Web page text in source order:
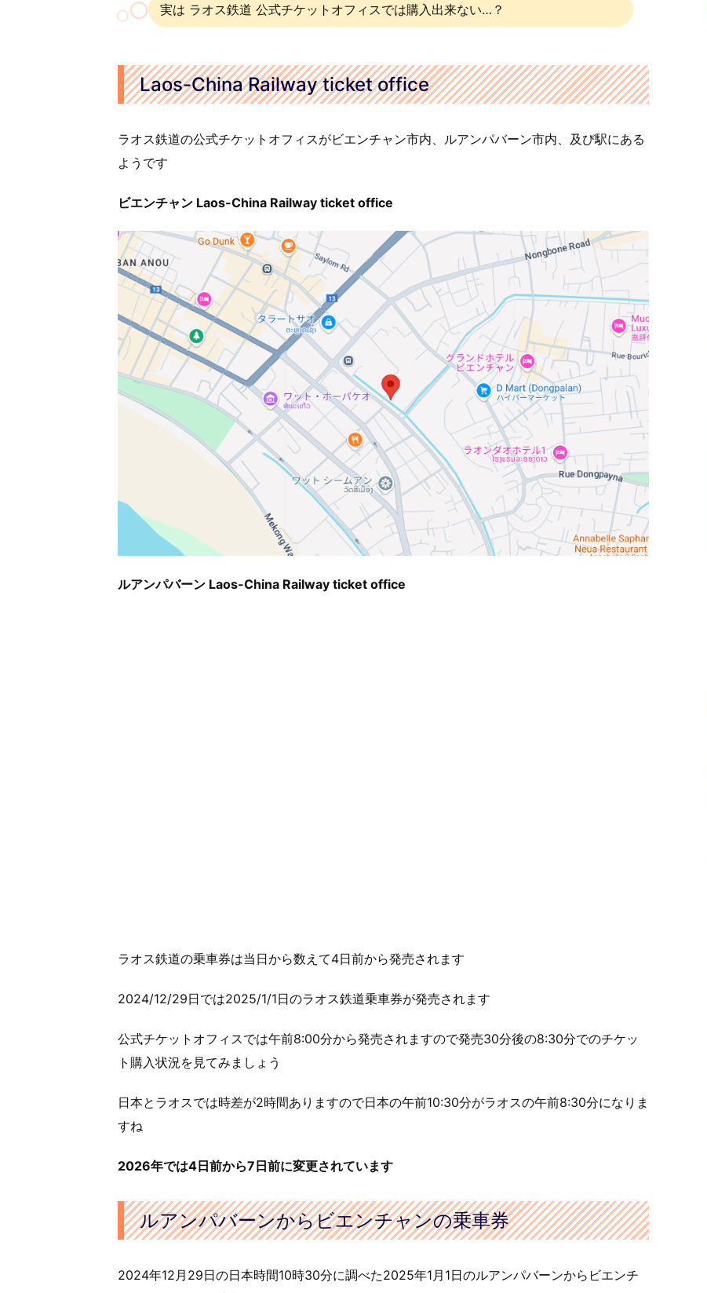
実は ラオス鉄道 公式チケットオフィスでは購入出来ない…？
Laos-China Railway ticket office
ラオス鉄道の公式チケットオフィスがビエンチャン市内、ルアンパバーン市内、及び駅にある
ようです
ビエンチャン Laos-China Railway ticket office
ルアンパバーン Laos-China Railway ticket office
ラオス鉄道の乗車券は当日から数えて4日前から発売されます
2024/12/29日では2025/1/1日のラオス鉄道乗車券が発売されます
公式チケットオフィスでは午前8:00分から発売されますので発売30分後の8:30分でのチケッ
ト購入状況を見てみましょう
日本とラオスでは時差が2時間ありますので日本の午前10:30分がラオスの午前8:30分になりま
すね
2026年では4日前から7日前に変更されています
ルアンパバーンからビエンチャンの乗車券
2024年12月29日の日本時間10時30分に調べた2025年1月1日のルアンパバーンからビエンチ